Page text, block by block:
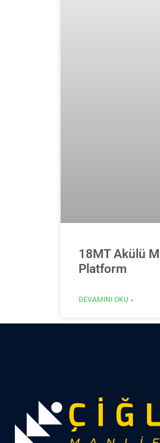
18MT Akülü
Platform
DEVAMINI OKU »